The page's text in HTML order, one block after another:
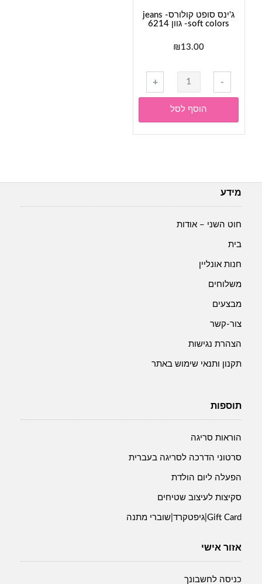
ג'ינס סופט קולורס- jeans
soft colors- גוון 6214
₪13.00
-
כמות
של
ג'ינס
סופט
קולורס-
6214
+
הוסף לסל
מידע
חוט השני – אודות
בית
חנות אונליין
משלוחים
מבצעים
צור-קשר
הצהרת נגישות
תקנון ותנאי שימוש באתר
תוספות
הוראות סריגה
סרטוני הדרכה לסריגה בעברית
הפעלה ליום הולדת
סקיצות לעיצוב שטיחים
Gift Card|גיפטקרד|שוברי מתנה
אזור אישי
כניסה לחשבונך